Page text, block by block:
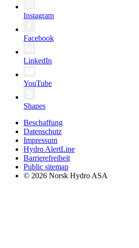
Instagram
Facebook
LinkedIn
YouTube
Shapes
Beschaffung
Datenschutz
Impressum
Hydro AlertLine
Barrierefreiheit
Public sitemap
© 2026 Norsk Hydro ASA